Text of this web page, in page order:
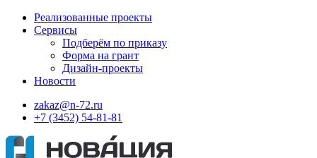
Реализованные проекты
Сервисы
Подберём по приказу
Форма на грант
Дизайн-проекты
Новости
zakaz@n-72.ru
+7 (3452) 54-81-81